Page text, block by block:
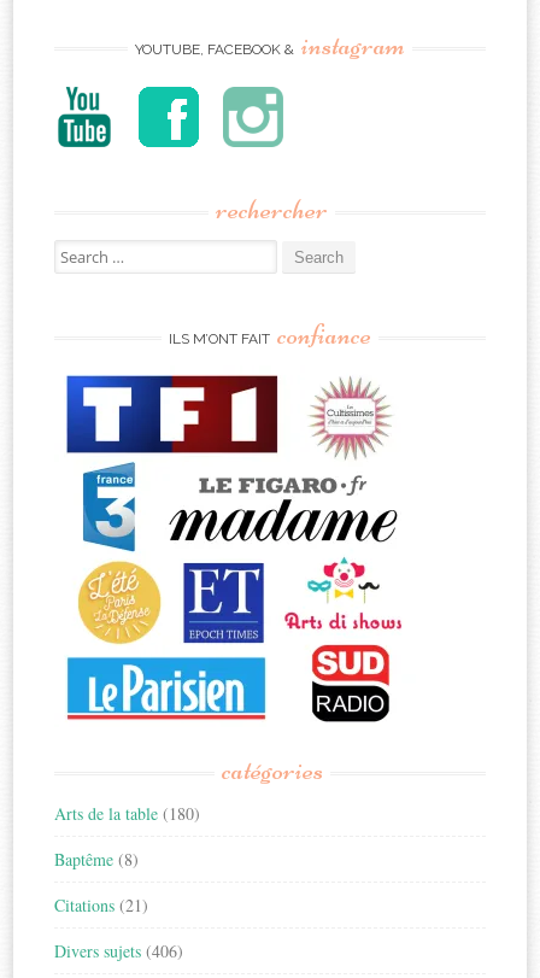
YOUTUBE, FACEBOOK & instagram
rechercher
Search
for:
ILS M’ONT FAIT confiance
catégories
Arts de la table (180)
Baptême (8)
Citations (21)
Divers sujets (406)